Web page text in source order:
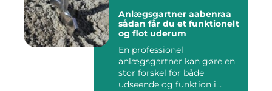
Anlægsgartner aabenraa
sådan får du et funktionelt
og flot uderum
En professionel
anlægsgartner kan gøre en
stor forskel for både
udseende og funktion i